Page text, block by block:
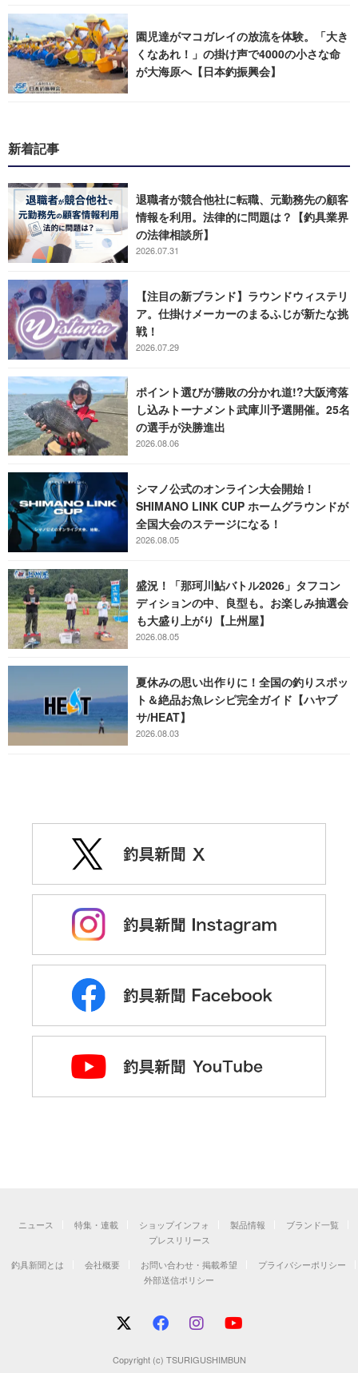
園児達がマコガレイの放流を体験。「大き
くなあれ！」の掛け声で4000の小さな命
が大海原へ【日本釣振興会】
新着記事
退職者が競合他社に転職、元勤務先の顧客
情報を利用。法律的に問題は？【釣具業界
の法律相談所】
2026.07.31
【注目の新ブランド】ラウンドウィステリ
ア。仕掛けメーカーのまるふじが新たな挑
戦！
2026.07.29
ポイント選びが勝敗の分かれ道!?大阪湾落
し込みトーナメント武庫川予選開催。25名
の選手が決勝進出
2026.08.06
シマノ公式のオンライン大会開始！
SHIMANO LINK CUP ホームグラウンドが
全国大会のステージになる！
2026.08.05
盛況！「那珂川鮎バトル2026」タフコン
ディションの中、良型も。お楽しみ抽選会
も大盛り上がり【上州屋】
2026.08.05
夏休みの思い出作りに！全国の釣りスポッ
ト＆絶品お魚レシピ完全ガイド【ハヤブ
サ/HEAT】
2026.08.03
ニュース 特集・連載 ショップインフォ 製品情報
ブランド一覧
プレスリリース
釣具新聞とは
会社概要 お問い合わせ・掲載希望
プライバシーポリシー
外部送信ポリシー
Copyright (c) TSURIGUSHIMBUN